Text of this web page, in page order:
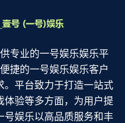
专业的一号娱乐娱乐平
捷的一号娱乐娱乐客户
。平台致力于打造一站式
体验等多方面，为用户提
号娱乐以高品质服务和丰